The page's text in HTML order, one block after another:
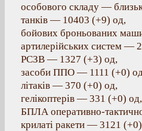
особового складу —
танків — 10403 (+9) од,
бойових броньованих
артилерійських систем —
РСЗВ — 1327 (+3) од,
засоби ППО — 1111 (+0)
літаків — 370 (+0) од,
гелікоптерів — 331 (+0) од,
БПЛА оперативно-
крилаті ракети — 3121